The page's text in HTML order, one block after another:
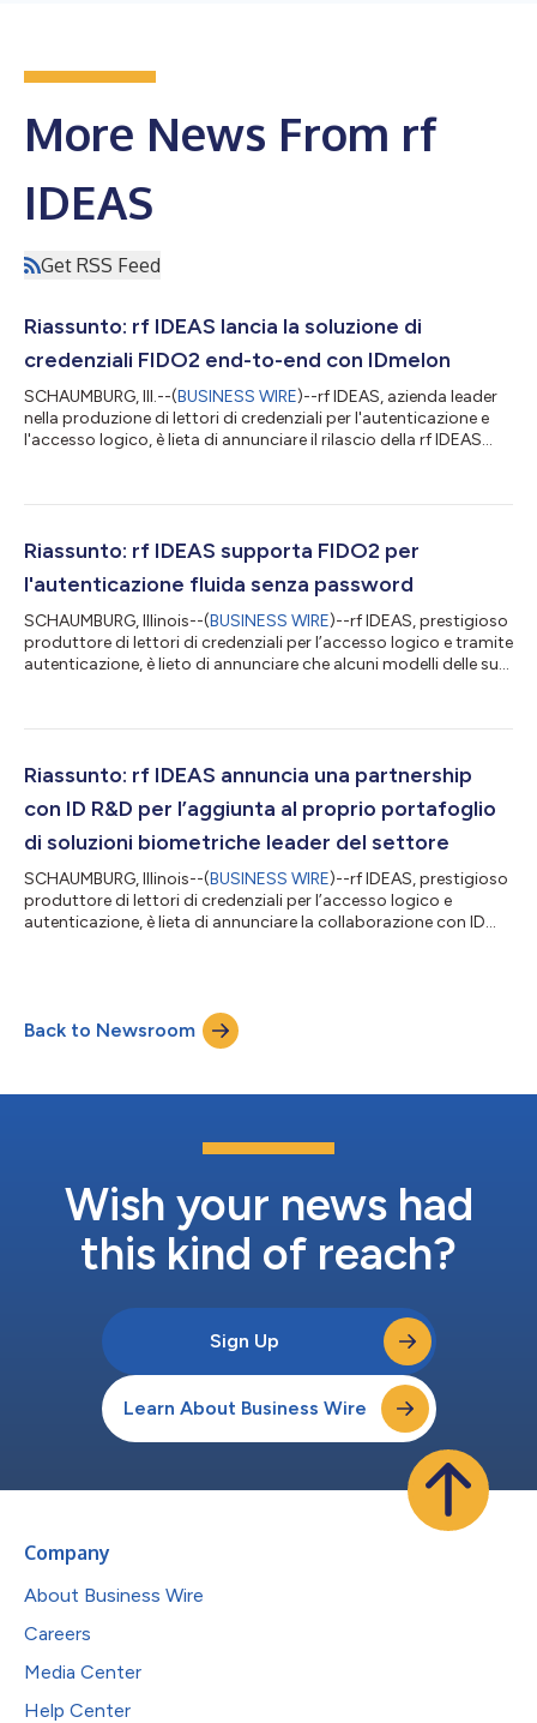
More News From rf
IDEAS
Get RSS Feed
Riassunto: rf IDEAS lancia la soluzione di
credenziali FIDO2 end-to-end con IDmelon
SCHAUMBURG, Ill.--(BUSINESS WIRE)--rf IDEAS, azienda leader
nella produzione di lettori di credenziali per l'autenticazione e
l'accesso logico, è lieta di annunciare il rilascio della rf IDEAS
senza password alle credenziali esistenti, convertendole in
organizzazioni dalla gestione delle password e dal rischio
Riassunto: rf IDEAS supporta FIDO2 per
l'autenticazione fluida senza password
SCHAUMBURG, Illinois--(BUSINESS WIRE)--rf IDEAS, prestigioso
produttore di lettori di credenziali per l’accesso logico e tramite
autenticazione, è lieto di annunciare che alcuni modelli delle sue
in prossimità (near-field communication, NFC) FIDO2. Questa
password alle aziende operanti in settori in cui la sicurezz...
Riassunto: rf IDEAS annuncia una partnership
con ID R&D per l’aggiunta al proprio portafoglio
di soluzioni biometriche leader del settore
SCHAUMBURG, Illinois--(BUSINESS WIRE)--rf IDEAS, prestigioso
produttore di lettori di credenziali per l’accesso logico e
autenticazione, è lieta di annunciare la collaborazione con ID
rivenditore delle soluzioni software biometriche leader del
settore di ID R&D, a espandere le proprie proposte in ambito b...
Back to Newsroom
Wish your news had
this kind of reach?
Sign Up
Learn About Business Wire
Company
About Business Wire
Careers
Media Center
Help Center